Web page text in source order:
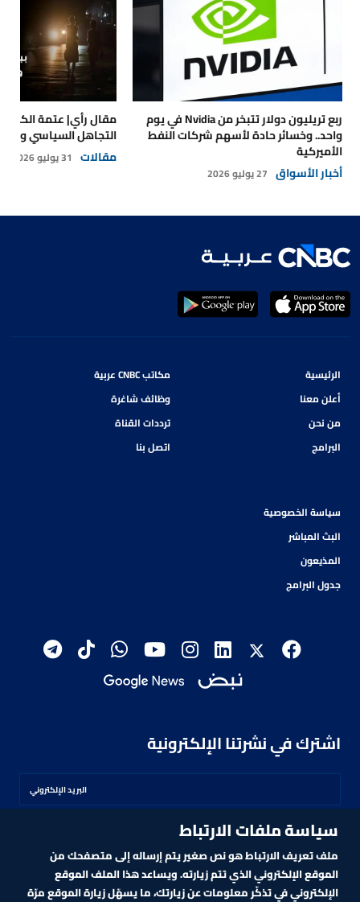
ربع تريليون دولار تتبخر من Nvidia في يوم
واحد.. وخسائر حادة لأسهم شركات النفط
الأميركية
أخبار الأسواق 27 يوليو 2026
مقال رأي| عتمة
التجاهل السياسي
مقالات 31 يوليو 2026
الرئيسية
أعلن معنا
من نحن
البرامج
مكاتب CNBC عربية
وظائف شاغرة
ترددات القناة
اتصل بنا
سياسة الخصوصية
البث المباشر
المذيعون
جدول البرامج
اشترك في نشرتنا الإلكترونية
اشترك
سياسة ملفات الارتباط
ملف تعريف الارتباط هو نص صغير يتم إرساله إلى متصفحك من
الموقع الإلكتروني الذي تتم زيارته. ويساعد هذا الملف الموقع
الإلكتروني في تذكّر معلومات عن زيارتك، ما يسهّل زيارة الموقع مرّة